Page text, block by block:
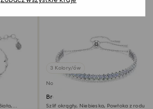
3 Kolory/ów
Nowość
Bransoletka Matrix
Szlif okrągły, Niebieska, Powłoka z rodu